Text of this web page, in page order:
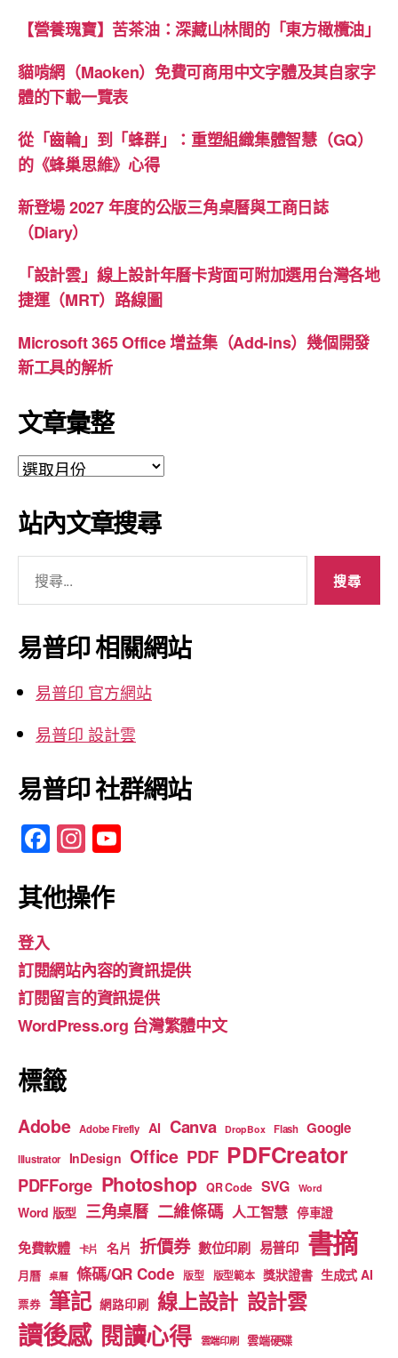
【營養瑰寶】苦茶油：深藏山林間的「東方橄欖油」
貓啃網（Maoken）免費可商用中文字體及其自家字
體的下載一覽表
從「齒輪」到「蜂群」：重塑組織集體智慧（GQ）
的《蜂巢思維》心得
新登場 2027 年度的公版三角桌曆與工商日誌
（Diary）
「設計雲」線上設計年曆卡背面可附加選用台灣各地
捷運（MRT）路線圖
Microsoft 365 Office 增益集（Add-ins）幾個開發
新工具的解析
文章彙整
文
彙
整
站內文章搜尋
鍵
字:
易普印 相關網站
易普印 官方網站
易普印 設計雲
易普印 社群網站
F
a
c
b
o
o
k
In
st
a
gr
a
m
u
b
e
其他操作
登入
訂閱網站內容的資訊提供
訂閱留言的資訊提供
WordPress.org 台灣繁體中文
標籤
Adobe Adobe Firefly AI Canva DropBox Flash Google
Illustrator InDesign Office PDF PDFCreator
PDFForge Photoshop QR Code SVG Word
Word 版型 三角桌曆 二維條碼 人工智慧 停車證
免費軟體 卡片 名片 折價券 數位印刷 易普印 書摘
月曆 桌曆 條碼/QR Code 版型 版型範本 獎狀證書 生成式 AI
票券 筆記 網路印刷 線上設計 設計雲
讀後感 閱讀心得 雲端印刷 雲端硬碟